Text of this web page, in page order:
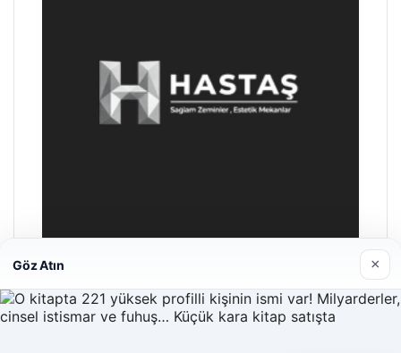
Hastaş Beton
26/05/2026
Göz Atın ×